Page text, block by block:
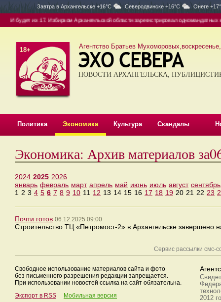
Завтра в Архангельске +16°C Северодвинске +16°C Онеге
И будет их 17. Избирком Архангельской области зарегистрировал одномандатных
18+ Агентство Братьев
НОВОСТИ АРХАНГЕЛЬСКА,
Политика Экономика Культура Скандалы
Экономика: Архив материалов
2024 2025 2026
январь февраль март апрель май июнь июль август сентябрь
1 2 3 4 5 6 7 8 9 10 11 12 13 14 15 16 17 18 19 20 21 22 23
Почти готов 06.12.2025 09:00
Строительство ТЦ «Петромост-2» в Архангельске завершено
Сервис рассылки смс-
Свободное использование материалов сайта и фото
без письменного разрешения редакции запрещается.
При использовании новостей ссылка на сайт обязательна.
Экспорт в RSS
Мобильная версия
2012